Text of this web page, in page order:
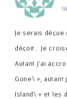
Je serais
déçoit… Je
Autant j'ai
Gone\ »,
Island\ » et les